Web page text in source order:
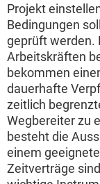
Projekt
Bedingungen
geprüft werden.
Arbeitskräften
bekommen
dauerhafte
zeitlich
Wegbereiter zu
besteht die
einem
Zeitverträge